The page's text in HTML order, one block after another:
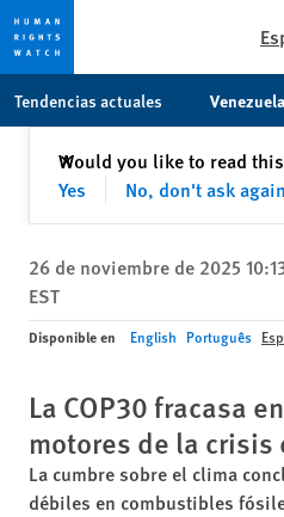
content
Tendencias actuales Venezuela
Would you like to read
Yes
No, don't ask again
✕Cerrar
26 de noviembre de 2025
EST
Disponible en English Português
La COP30 fracasa
motores de la
La cumbre sobre el clima
débiles en combustibles